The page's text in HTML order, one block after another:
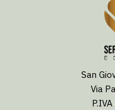
San
Via